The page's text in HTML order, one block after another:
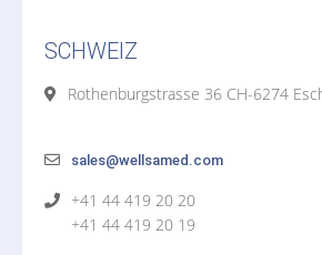
SCHWEIZ
Rothenburgstrasse 36 CH-6274
sales@wellsamed.com
+41 44 419 20 20
+41 44 419 20 19